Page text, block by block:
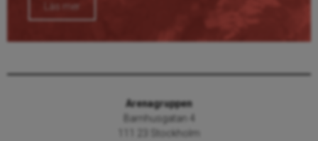
Läs mer
Arenagruppen
Barnhusgatan 4
111 23 Stockholm